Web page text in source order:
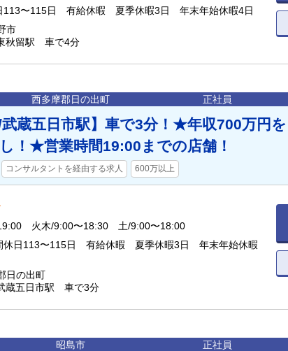
〜115日 有給休暇 夏季休暇3日 年末年始休暇4日
市
秋留駅 車で4分
西多摩郡日の出町 正社員
武蔵五日市駅】車で3分！★年収700万円を
！★営業時間19:00までの店舗！
コンサルタントを経由する求人 600万以上
火木/9:00〜18:30 土/9:00〜18:00
休日113〜115日 有給休暇 夏季休暇3日 年末年始休暇
日の出町
蔵五日市駅 車で3分
昭島市 正社員